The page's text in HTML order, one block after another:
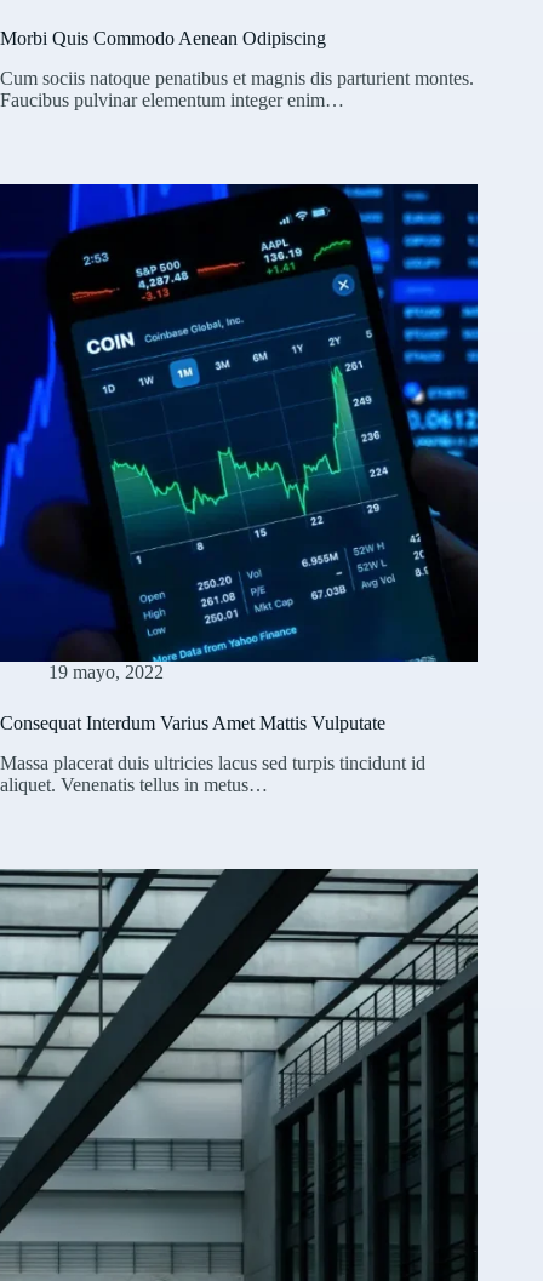
Morbi Quis Commodo Aenean Odipiscing
Cum sociis natoque penatibus et magnis dis parturient montes.
Faucibus pulvinar elementum integer enim…
19 mayo, 2022
Consequat Interdum Varius Amet Mattis Vulputate
Massa placerat duis ultricies lacus sed turpis tincidunt id
aliquet. Venenatis tellus in metus…